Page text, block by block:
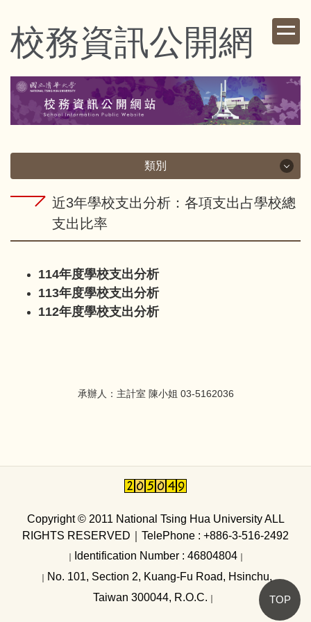
主
內
校務資訊公開網
類別
類別
財務資訊
學雜費相關
內控及內稽
近3年學校支出分析：各項支出占學校總
支出比率
114年度學校支出分析
113年度學校支出分析
112年度學校支出分析
承辦人：主計室 陳小姐 03-5162036
Copyright © 2011 National Tsing Hua University ALL
RIGHTS RESERVED
TelePhone : +886-3-516-2492
｜ Identification Number : 46804804｜
｜ No. 101, Section 2, Kuang-Fu Road, Hsinchu,
Taiwan 300044, R.O.C. ｜ TOP